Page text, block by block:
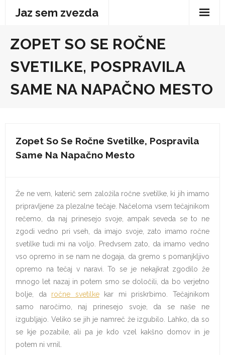
Jaz sem zvezda
ZOPET SO SE ROČNE
SVETILKE, POSPRAVILA
SAME NA NAPAČNO MESTO
Zopet So Se Ročne Svetilke, Pospravila
Same Na Napačno Mesto
Že ne vem, katerič sem založila ročne svetilke, ki jih imamo
pripravljene za plezalne tečaje. Načeloma vsem tečajnikom
rečemo, da naj prinesejo svoje, ampak seveda se to ne
zgodi vedno pri vseh, da imajo svoje, zato imamo ročne
svetilke tudi mi na voljo. Predvsem zato, da imamo vedno
vso opremo in se nam ne dogaja, da gremo s pomanjkljivo
opremo na tečaj v naravi. To se je nekajkrat zgodilo že
mnogo let nazaj in potem smo se določili, da bo verjetno
bolje, da ročne svetilkekar mi priskrbimo. Tečajnikom
samo naročimo, naj prinesejo svoje, da se naše ne
izgubljajo. Veliko se jih je namreč že izgubilo. Lahko, da so
se kje pozabile, ali pa je kdo vzel kakšno domov in je
potem ni vrnil.